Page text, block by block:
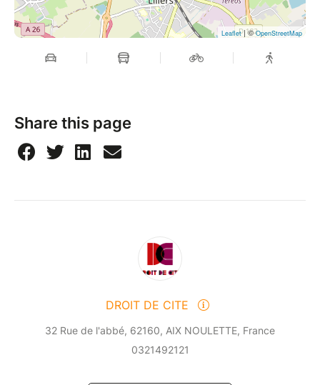
Leaflet| ©OpenStreetMap
Share this page
DROIT DE CITE
32 Rue de l'abbé, 62160, AIX NOULETTE, France
0321492121